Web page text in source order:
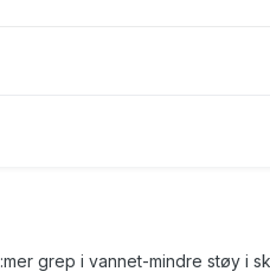
grep i vannet-mindre støy i